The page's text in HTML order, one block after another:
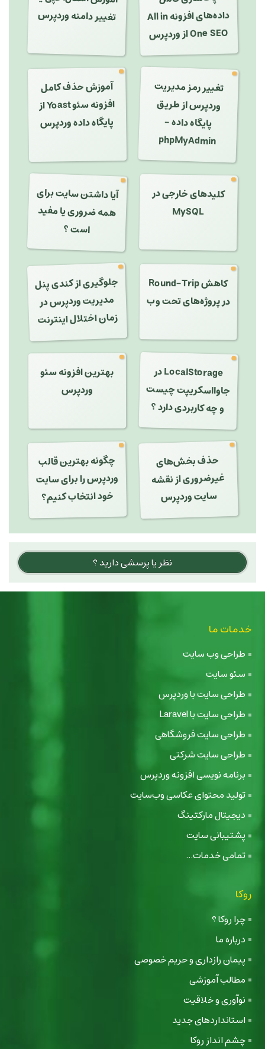
داده‌های افزونه All in
One SEO از وردپرس
تغییر دامنه وردپرس
تغییر رمز مدیریت
وردپرس از طریق
پایگاه داده -
phpMyAdmin
آموزش حذف کامل
افزونه سئو Yoast از
پایگاه داده وردپرس
کلیدهای خارجی در
MySQL
آیا داشتن سایت برای
همه ضروری یا مفید
است ؟
کاهش Round-Trip
در پروژه‌های تحت وب
جلوگیری از کندی پنل
مدیریت وردپرس در
زمان اختلال اینترنت
LocalStorage
در
جاوااسکریپت چیست
و چه کاربردی دارد ؟
بهترین افزونه سئو
وردپرس
حذف بخش‌های
غیرضروری از نقشه
سایت وردپرس
چگونه بهترین قالب
وردپرس را برای سایت
خود انتخاب کنیم؟
نظر یا پرسشی دارید ؟
خدمات ما
طراحی وب سایت
سئو سایت
طراحی سایت با وردپرس
طراحی سایت با Laravel
طراحی سایت فروشگاهی
طراحی سایت شرکتی
برنامه نویسی افزونه وردپرس
تولید محتوای عکاسی وب‌سایت
دیجیتال مارکتینگ
پشتیبانی سایت
تمامی خدمات...
روکا
چرا روکا ؟
درباره ما
پیمان رازداری و حریم خصوصی
مطالب آموزشی
نوآوری و خلاقیت
استانداردهای جدید
چشم انداز روکا